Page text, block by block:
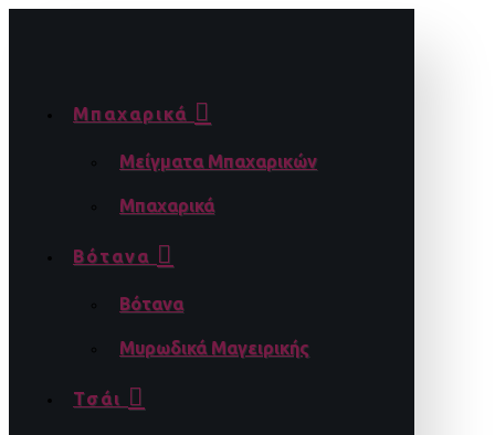
Μπαχαρικά
Μείγματα Μπαχαρικών
Μπαχαρικά
Βότανα
Βότανα
Μυρωδικά Μαγειρικής
Τσάι